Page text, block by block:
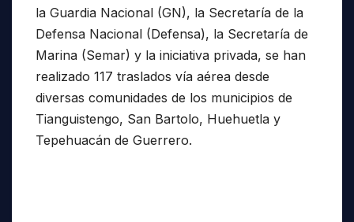
la Guardia Nacional (GN), la Secretaría de la
Defensa Nacional (Defensa), la Secretaría de
Marina (Semar) y la iniciativa privada, se han
realizado 117 traslados vía aérea desde
diversas comunidades de los municipios de
Tianguistengo, San Bartolo, Huehuetla y
Tepehuacán de Guerrero.